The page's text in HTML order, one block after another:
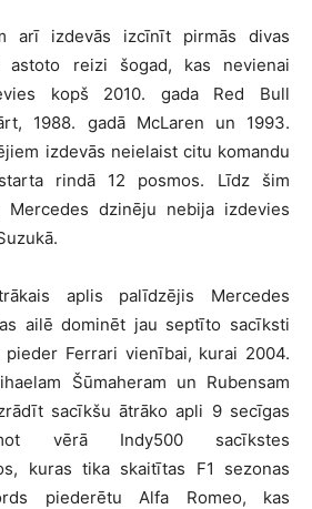
arī izdevās izcīnīt pirmās divas
astoto reizi šogad, kas nevienai
kopš 2010. gada Red Bull
1988. gadā McLaren un 1993.
izdevās neielaist citu komandu
rindā 12 posmos. Līdz šim
Mercedes dzinēju nebija izdevies
aplis palīdzējis Mercedes
ailē dominēt jau septīto sacīksti
pieder Ferrari vienībai, kurai 2004.
Šūmaheram un Rubensam
sacīkšu ātrāko apli 9 secīgas
vērā Indy500 sacīkstes
kuras tika skaitītas F1 sezonas
piederētu Alfa Romeo, kas